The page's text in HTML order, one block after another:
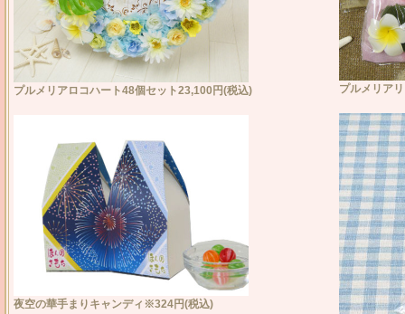
プルメリアロコハート48個セット23,100円(税込)
夜空の華手まりキャンディ※324円(税込)
プルメリア